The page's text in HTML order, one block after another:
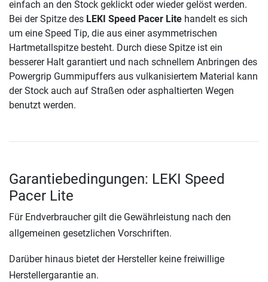
einfach an den Stock geklickt oder wieder gelöst werden.
Bei der Spitze des LEKI Speed Pacer Lite handelt es sich
um eine Speed Tip, die aus einer asymmetrischen
Hartmetallspitze besteht. Durch diese Spitze ist ein
besserer Halt garantiert und nach schnellem Anbringen des
Powergrip Gummipuffers aus vulkanisiertem Material kann
der Stock auch auf Straßen oder asphaltierten Wegen
benutzt werden.
Garantiebedingungen: LEKI Speed
Pacer Lite
Für Endverbraucher gilt die Gewährleistung nach den
allgemeinen gesetzlichen Vorschriften.
Darüber hinaus bietet der Hersteller keine freiwillige
Herstellergarantie an.